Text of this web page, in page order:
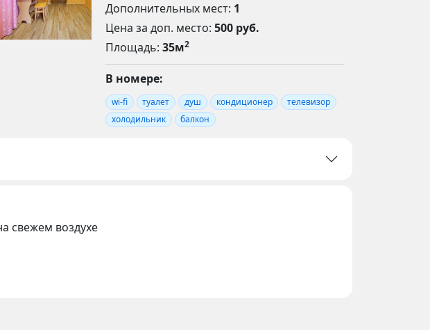
Дополнительных мест: 1
Цена за доп. место: 500 руб.
Площадь: 35м2
В номере:
wi-fi туалет душ кондиционер
телевизор
холодильник
балкон
свежем воздухе